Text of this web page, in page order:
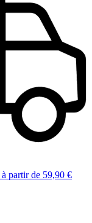
à partir de 59,90 €